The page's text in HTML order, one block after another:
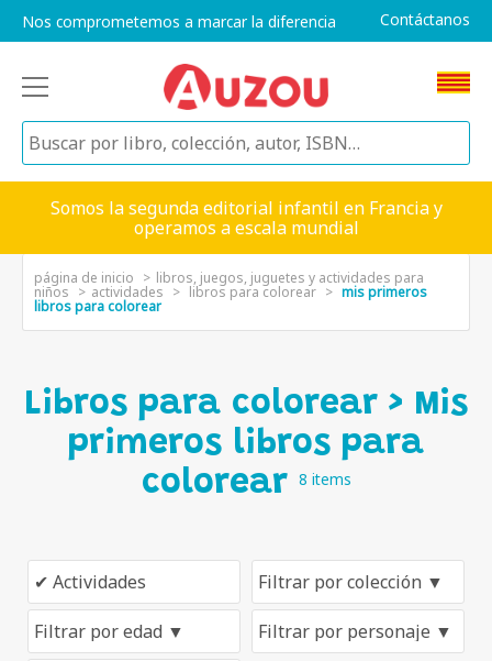
Nos comprometemos a marcar la diferencia Contáctanos
Somos la segunda editorial infantil en Francia y
operamos a escala mundial
página de inicio libros, juegos, juguetes y actividades para
niños actividades libros para colorear mis primeros
libros para colorear
Libros para colorear > Mis
primeros libros para
colorear 8 items